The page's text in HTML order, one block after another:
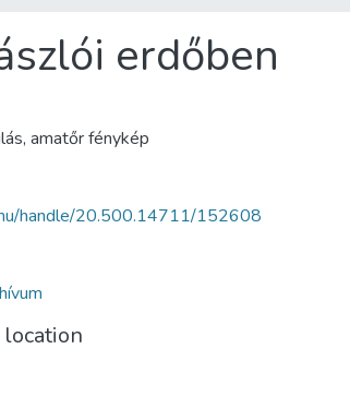
erdőben
, amatőr fénykép
handle/20.500.14711/152608